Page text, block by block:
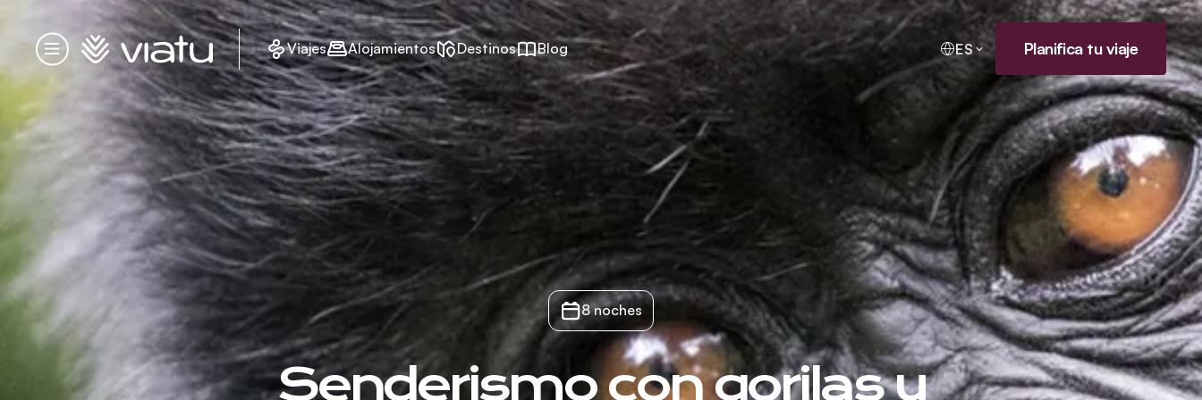
Menú
Página de inicio Viajes Alojamientos Destinos Blog ES Planifica tu viaje
8 noches
Senderismo con gorilas y